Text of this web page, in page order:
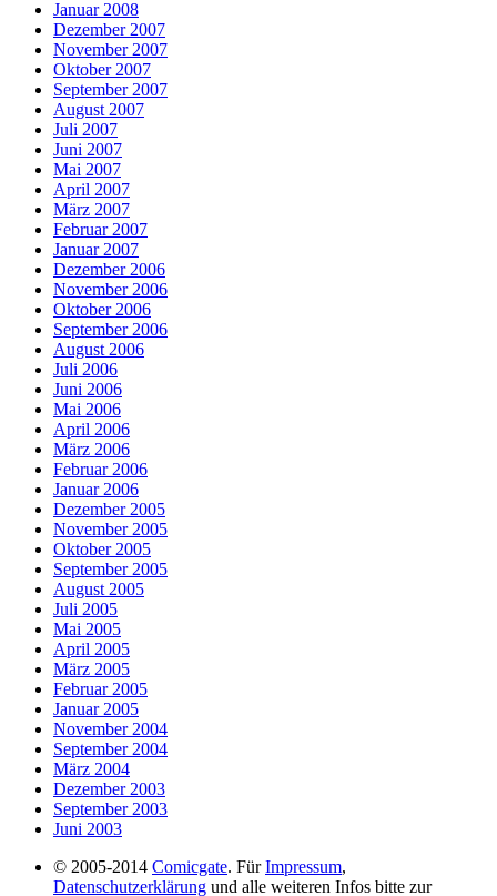
Januar 2008
Dezember 2007
November 2007
Oktober 2007
September 2007
August 2007
Juli 2007
Juni 2007
Mai 2007
April 2007
März 2007
Februar 2007
Januar 2007
Dezember 2006
November 2006
Oktober 2006
September 2006
August 2006
Juli 2006
Juni 2006
Mai 2006
April 2006
März 2006
Februar 2006
Januar 2006
Dezember 2005
November 2005
Oktober 2005
September 2005
August 2005
Juli 2005
Mai 2005
April 2005
März 2005
Februar 2005
Januar 2005
November 2004
September 2004
März 2004
Dezember 2003
September 2003
Juni 2003
© 2005-2014 Comicgate. FürImpressum,
Datenschutzerklärung und alle weiteren Infos bitte zur